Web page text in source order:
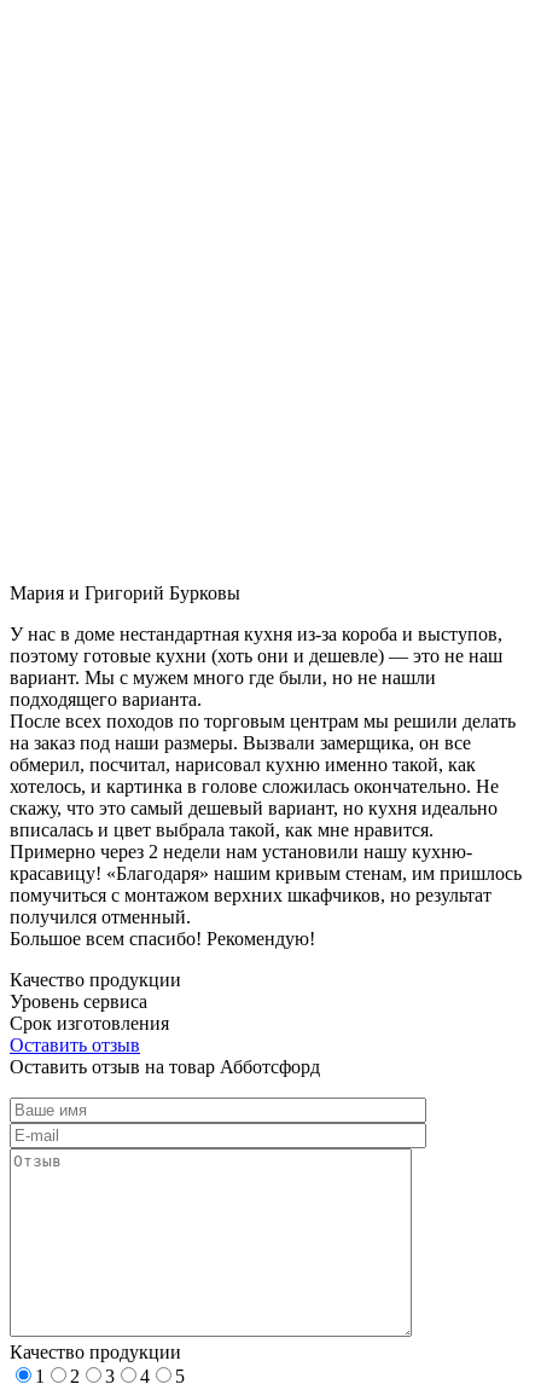
Мария и Григорий Бурковы
У нас в доме нестандартная кухня из-за короба и выступов,
поэтому готовые кухни (хоть они и дешевле) — это не наш
вариант. Мы с мужем много где были, но не нашли
подходящего варианта.
После всех походов по торговым центрам мы решили делать
на заказ под наши размеры. Вызвали замерщика, он все
обмерил, посчитал, нарисовал кухню именно такой, как
хотелось, и картинка в голове сложилась окончательно. Не
скажу, что это самый дешевый вариант, но кухня идеально
вписалась и цвет выбрала такой, как мне нравится.
Примерно через 2 недели нам установили нашу кухню-
красавицу! «Благодаря» нашим кривым стенам, им пришлось
помучиться с монтажом верхних шкафчиков, но результат
получился отменный.
Большое всем спасибо! Рекомендую!
Качество продукции
Уровень сервиса
Срок изготовления
Оставить отзыв
Оставить отзыв на товар Абботсфорд
Качество продукции
1
2 3 4
5